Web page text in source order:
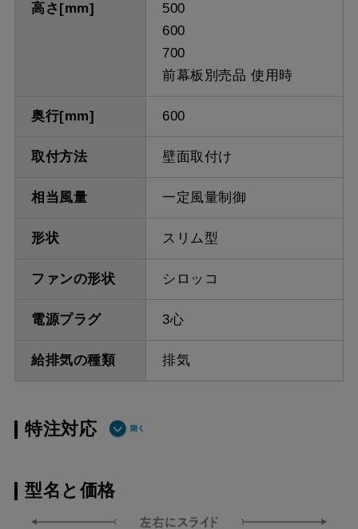
高さ[mm]
500
600
700
前幕板別売品 使用時
奥行[mm] 600
取付方法 壁面取付け
相当風量 一定風量制御
形状 スリム型
ファンの形状 シロッコ
電源プラグ 3心
給排気の種類 排気
特注対応
方
型名と価格